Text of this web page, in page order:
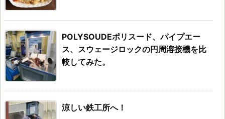
POLYSOUDEポリスード、パイプエー
ス、スウェージロックの円周溶接機を比
較してみた。
涼しい鉄工所へ！